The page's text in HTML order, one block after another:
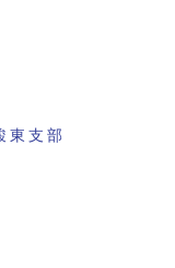
支部